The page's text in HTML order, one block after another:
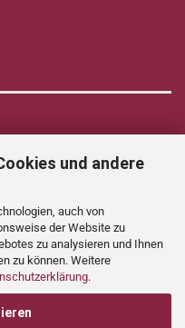
und andere
auch von
der Website zu
zu analysieren und Ihnen
zu können. Weitere
.
Shop für Sie!